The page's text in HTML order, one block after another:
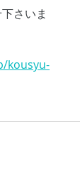
さいま
kousyu-